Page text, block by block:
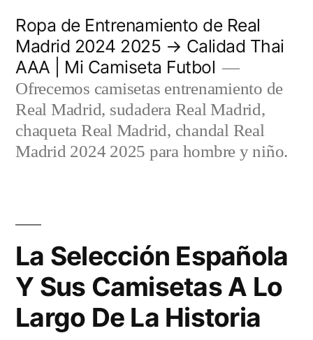
contenido
Ropa de Entrenamiento de Real
Madrid 2024 2025 → Calidad Thai
AAA | Mi Camiseta Futbol
Ofrecemos camisetas entrenamiento de
Real Madrid, sudadera Real Madrid,
chaqueta Real Madrid, chandal Real
Madrid 2024 2025 para hombre y niño.
La Selección Española
Y Sus Camisetas A Lo
Largo De La Historia